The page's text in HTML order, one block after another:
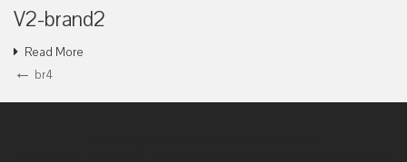
V2-brand2
Read More
Navigation
de
Previous
br4